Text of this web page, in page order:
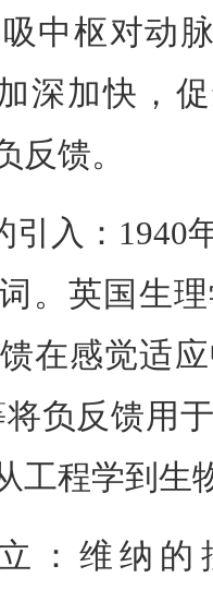
中枢对动
深加快，
反馈。
引入：1940
。英国生
在感觉适
将负反馈用
工程学到生
：维纳的